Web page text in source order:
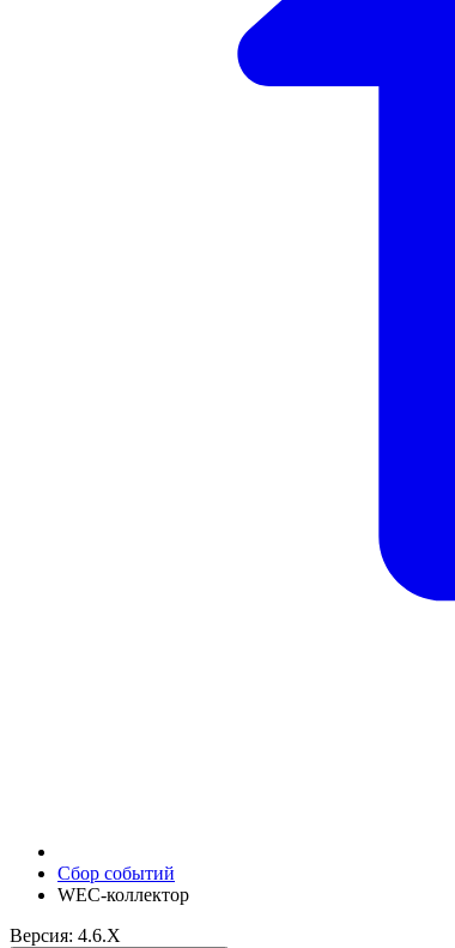
Сбор событий
WEC-коллектор
Версия: 4.6.X